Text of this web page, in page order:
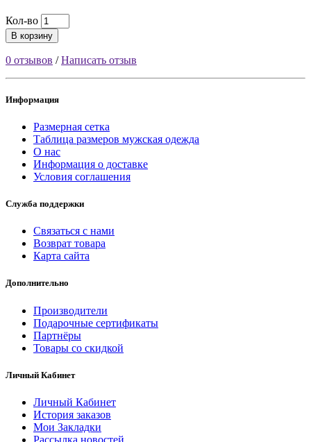
Кол-во
В корзину
0 отзывов /Написать отзыв
Информация
Размерная сетка
Таблица размеров мужская одежда
О нас
Информация о доставке
Условия соглашения
Служба поддержки
Связаться с нами
Возврат товара
Карта сайта
Дополнительно
Производители
Подарочные сертификаты
Партнёры
Товары со скидкой
Личный Кабинет
Личный Кабинет
История заказов
Мои Закладки
Рассылка новостей